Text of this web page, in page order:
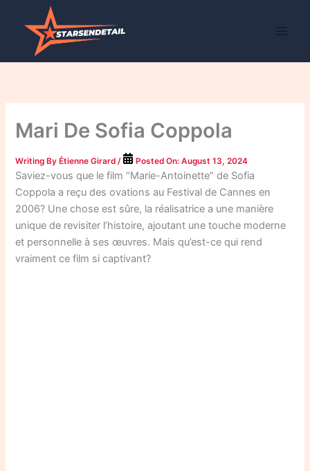
Mari De Sofia Coppola
Writing ByÉtienne Girard / Posted On:August 13, 2024
Saviez-vous que le film “Marie-Antoinette” de Sofia
Coppola a reçu des ovations au Festival de Cannes en
2006? Une chose est sûre, la réalisatrice a une manière
unique de revisiter l’histoire, ajoutant une touche moderne
et personnelle à ses œuvres. Mais qu’est-ce qui rend
vraiment ce film si captivant?